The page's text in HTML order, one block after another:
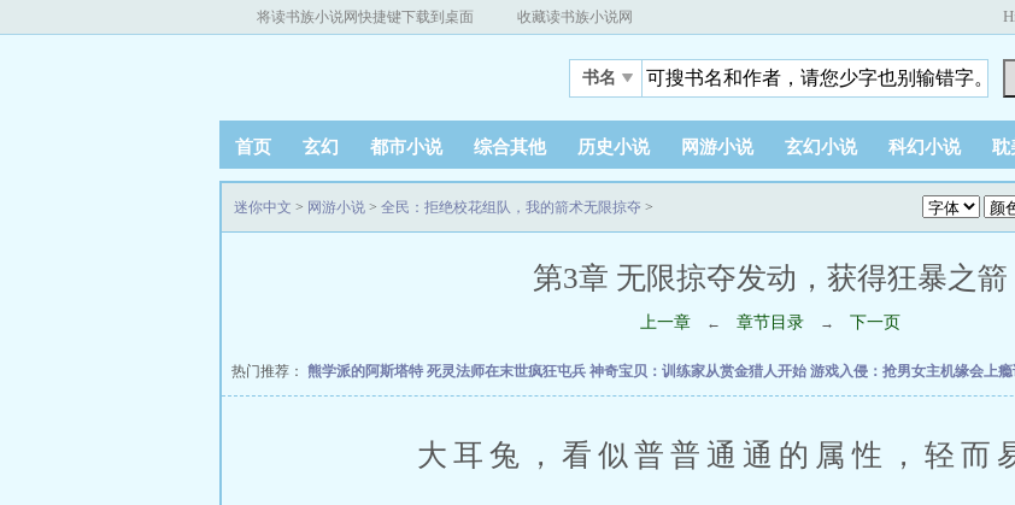
将读书族小说网快捷键下载到桌面 收藏读书族小说网
书名
首页 玄幻 都市小说 综合其他 历史小说 网游小说 玄幻小说 科幻小说 耽
迷你中文 > 网游小说 > 全民：拒绝校花组队，我的箭术无限掠夺 >
第3章 无限掠夺发动，获得狂暴之箭
上一章 ← 章节目录 → 下一页
热门推荐： 熊学派的阿斯塔特 死灵法师在末世疯狂屯兵 神奇宝贝：训练家从赏金猎人开始 游戏入侵：抢男女主机缘会上
大耳兔，看似普普通通的属性，轻而易